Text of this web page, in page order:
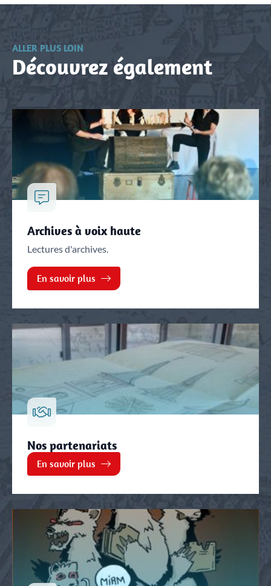
ALLER PLUS LOIN
Découvrez également
Archives à voix haute
Lectures d'archives.
En savoir plus
Nos partenariats
En savoir plus